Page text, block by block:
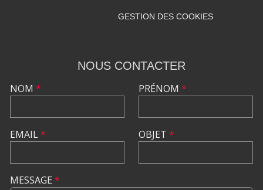
GESTION DES COOKIES
NOUS CONTACTER
NOM *
EMAIL*
PRÉNOM *
OBJET *
MESSAGE *